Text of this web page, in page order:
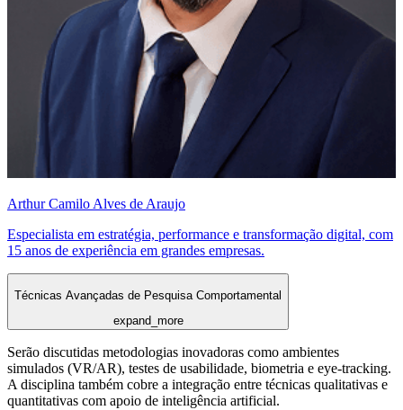
Arthur Camilo Alves de Araujo
Especialista em estratégia, performance e transformação digital, com
15 anos de experiência em grandes empresas.
Técnicas Avançadas de Pesquisa Comportamental
expand_more
Serão discutidas metodologias inovadoras como ambientes
simulados (VR/AR), testes de usabilidade, biometria e eye-tracking.
A disciplina também cobre a integração entre técnicas qualitativas e
quantitativas com apoio de inteligência artificial.